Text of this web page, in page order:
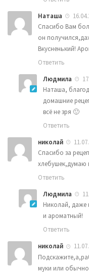
Наташа
Спасибо Вам
он
Вкусненький!
Ответить
Людмила
Наташа,
домашние
всё не зря 🙂
Ответить
николай
Спасибо за
хлебушек,думаю
Ответить
Людмила
Николай, даже
и ароматный!
Ответить
николай
муки или